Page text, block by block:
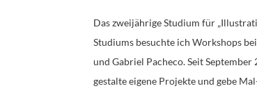
Das zweijährige Studium für
Studiums besuchte ich Workshops
und Gabriel Pacheco. Seit
gestalte eigene Projekte und gebe